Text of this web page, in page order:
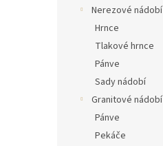
Nerezové nádobí
Hrnce
Tlakové hrnce
Pánve
Sady nádobí
Granitové nádobí
Pánve
Pekáče